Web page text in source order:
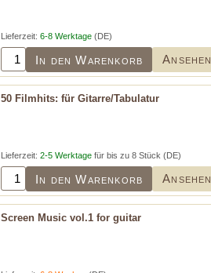
Lieferzeit: 6-8 Werktage (DE)
In den Warenkorb Ansehen
50 Filmhits: für Gitarre/Tabulatur
Lieferzeit: 2-5 Werktage für bis zu 8 Stück (DE)
In den Warenkorb Ansehen
Screen Music vol.1 for guitar